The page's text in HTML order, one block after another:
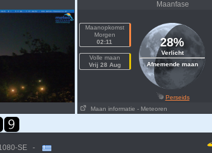
Maanfase
Maanopkomst
Morgen
02:11
Volle maan
Vrij 28 Aug
28%
Verlicht
Afnemende maan
Perseids
Maan informatie - Meteoren
SE -